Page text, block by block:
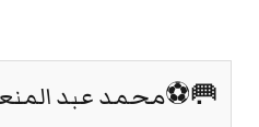
🥅⚽️محمد عبد